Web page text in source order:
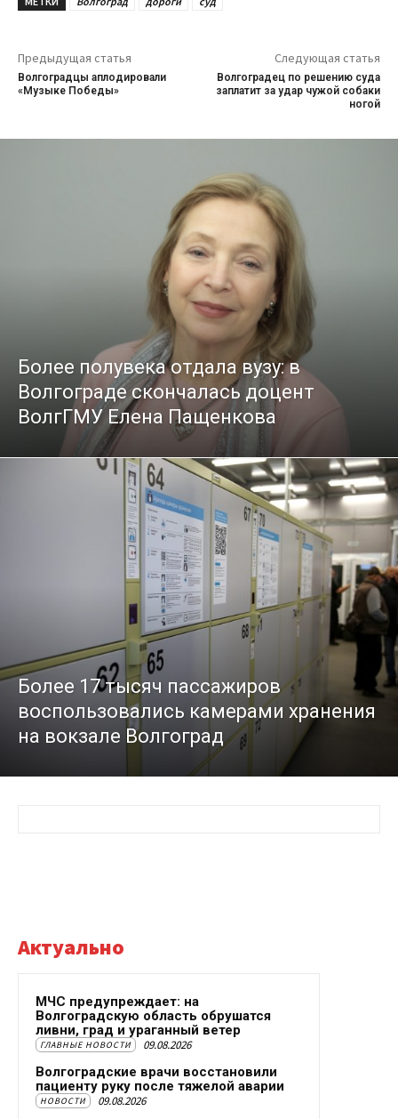
Предыдущая статья
Волгоградцы аплодировали
«Музыке Победы»
Следующая статья
Волгоградец по решению суда
заплатит за удар чужой собаки
ногой
Более полувека отдала вузу: в
Волгограде скончалась доцент
ВолгГМУ Елена Пащенкова
Более 17 тысяч пассажиров
воспользовались камерами хранения
на вокзале Волгоград
Актуально
МЧС предупреждает: на
Волгоградскую область обрушатся
ливни, град и ураганный ветер
ГЛАВНЫЕ НОВОСТИ 09.08.2026
Волгоградские врачи восстановили
пациенту руку после тяжелой аварии
НОВОСТИ 09.08.2026